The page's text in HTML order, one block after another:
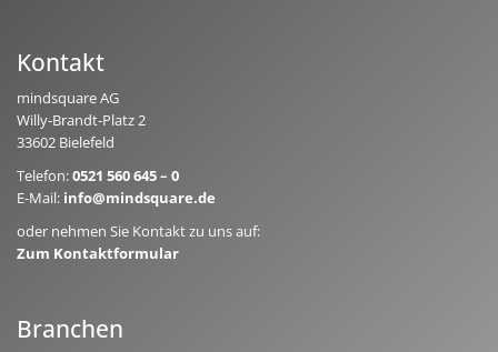
Kontakt
mindsquare AG
Willy-Brandt-Platz 2
33602 Bielefeld
Telefon:0521 560 645 – 0
E-Mail: info@mindsquare.de
oder nehmen Sie Kontakt zu uns auf:
Zum Kontaktformular
Branchen